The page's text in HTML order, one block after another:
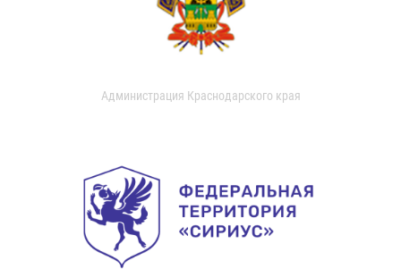
Администрация Краснодарского края